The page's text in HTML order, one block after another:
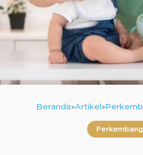
Beranda Artikel